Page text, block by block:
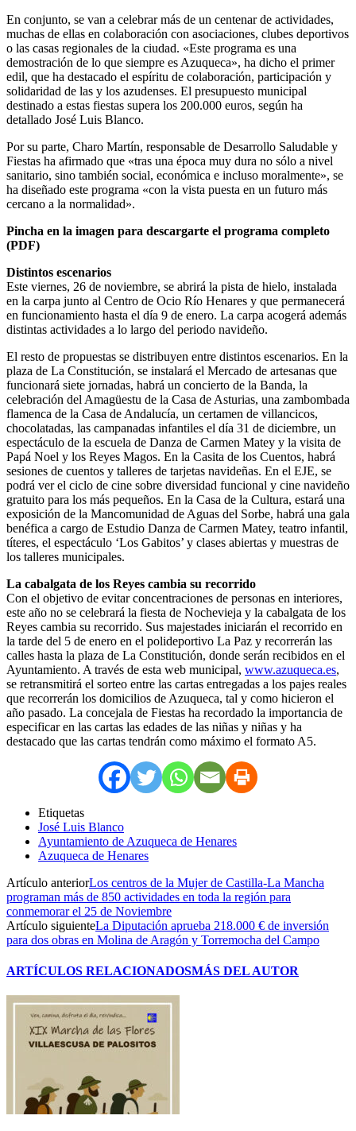
En conjunto, se van a celebrar más de un centenar de actividades,
muchas de ellas en colaboración con asociaciones, clubes deportivos
o las casas regionales de la ciudad. «Este programa es una
demostración de lo que siempre es Azuqueca», ha dicho el primer
edil, que ha destacado el espíritu de colaboración, participación y
solidaridad de las y los azudenses. El presupuesto municipal
destinado a estas fiestas supera los 200.000 euros, según ha
detallado José Luis Blanco.
Por su parte, Charo Martín, responsable de Desarrollo Saludable y
Fiestas ha afirmado que «tras una época muy dura no sólo a nivel
sanitario, sino también social, económica e incluso moralmente», se
ha diseñado este programa «con la vista puesta en un futuro más
cercano a la normalidad».
Pincha en la imagen para descargarte el programa completo
(PDF)
Distintos escenarios
Este viernes, 26 de noviembre, se abrirá la pista de hielo, instalada
en la carpa junto al Centro de Ocio Río Henares y que permanecerá
en funcionamiento hasta el día 9 de enero. La carpa acogerá además
distintas actividades a lo largo del periodo navideño.
El resto de propuestas se distribuyen entre distintos escenarios. En la
plaza de La Constitución, se instalará el Mercado de artesanas que
funcionará siete jornadas, habrá un concierto de la Banda, la
celebración del Amagüestu de la Casa de Asturias, una zambombada
flamenca de la Casa de Andalucía, un certamen de villancicos,
chocolatadas, las campanadas infantiles el día 31 de diciembre, un
espectáculo de la escuela de Danza de Carmen Matey y la visita de
Papá Noel y los Reyes Magos. En la Casita de los Cuentos, habrá
sesiones de cuentos y talleres de tarjetas navideñas. En el EJE, se
podrá ver el ciclo de cine sobre diversidad funcional y cine navideño
gratuito para los más pequeños. En la Casa de la Cultura, estará una
exposición de la Mancomunidad de Aguas del Sorbe, habrá una gala
benéfica a cargo de Estudio Danza de Carmen Matey, teatro infantil,
títeres, el espectáculo ‘Los Gabitos’ y clases abiertas y muestras de
los talleres municipales.
La cabalgata de los Reyes cambia su recorrido
Con el objetivo de evitar concentraciones de personas en interiores,
este año no se celebrará la fiesta de Nochevieja y la cabalgata de los
Reyes cambia su recorrido. Sus majestades iniciarán el recorrido en
la tarde del 5 de enero en el polideportivo La Paz y recorrerán las
calles hasta la plaza de La Constitución, donde serán recibidos en el
Ayuntamiento. A través de esta web municipal, www.azuqueca.es,
se retransmitirá el sorteo entre las cartas entregadas a los pajes reales
que recorrerán los domicilios de Azuqueca, tal y como hicieron el
año pasado. La concejala de Fiestas ha recordado la importancia de
especificar en las cartas las edades de las niñas y niñas y ha
destacado que las cartas tendrán como máximo el formato A5.
Etiquetas
José Luis Blanco
Ayuntamiento de Azuqueca de Henares
Azuqueca de Henares
Artículo anteriorLos centros de la Mujer de Castilla-La Mancha
programan más de 850 actividades en toda la región para
conmemorar el 25 de Noviembre
Artículo siguienteLa Diputación aprueba 218.000 € de inversión
para dos obras en Molina de Aragón y Torremocha del Campo
ARTÍCULOS RELACIONADOSMÁS DEL AUTOR